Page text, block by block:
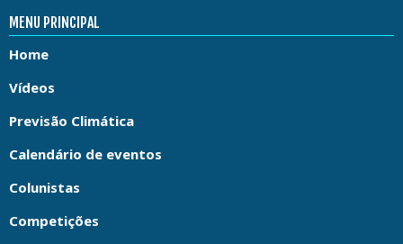
MENU PRINCIPAL
Home
Vídeos
Previsão Climática
Calendário de eventos
Colunistas
Competições